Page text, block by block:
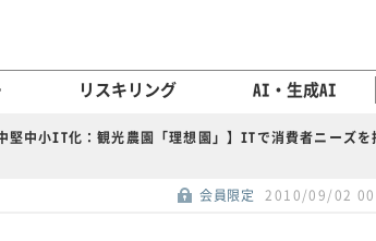
リスキリング AI・生成AI
中堅中小IT化：観光農園「理想園」】ITで消費者ニーズ
会員限定 2010/09/02